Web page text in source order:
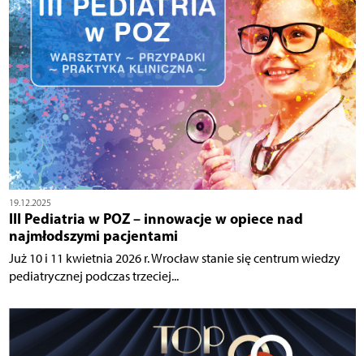
19.12.2025
III Pediatria w POZ – innowacje w opiece nad
najmłodszymi pacjentami
Już 10 i 11 kwietnia 2026 r. Wrocław stanie się centrum wiedzy
pediatrycznej podczas trzeciej...